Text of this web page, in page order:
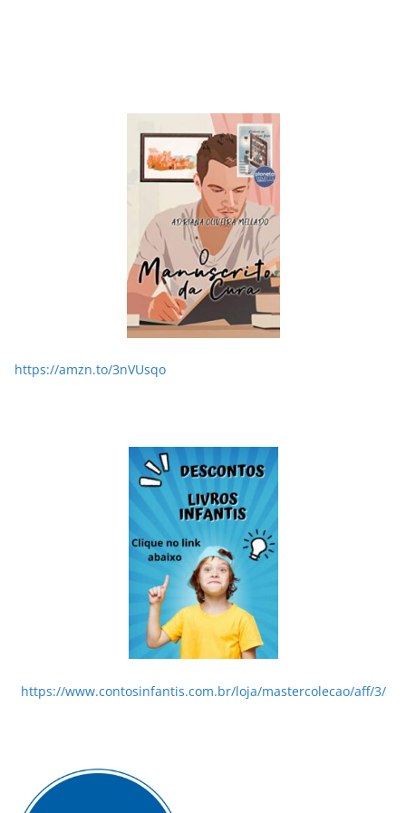
Dupla de inspiração: explorando dois livros de
Adriana
https://amzn.to/3nVUsqo
https://www.contosinfantis.com.br/loja/mastercolecao/aff/3/